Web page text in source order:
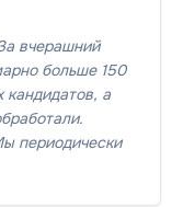
вчерашний
больше 150
а
периодически